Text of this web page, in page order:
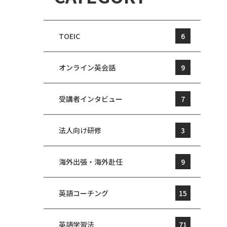
TOEIC 6
オンライン英会話 9
受講者インタビュー 7
法人向け研修 3
海外出張・海外赴任 9
英語コーチング 15
英語学習法 71